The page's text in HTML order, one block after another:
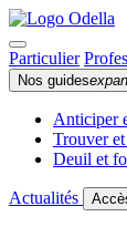
Particulier
Nos guides
Anticiper
Trouver
Deuil et
Actualités